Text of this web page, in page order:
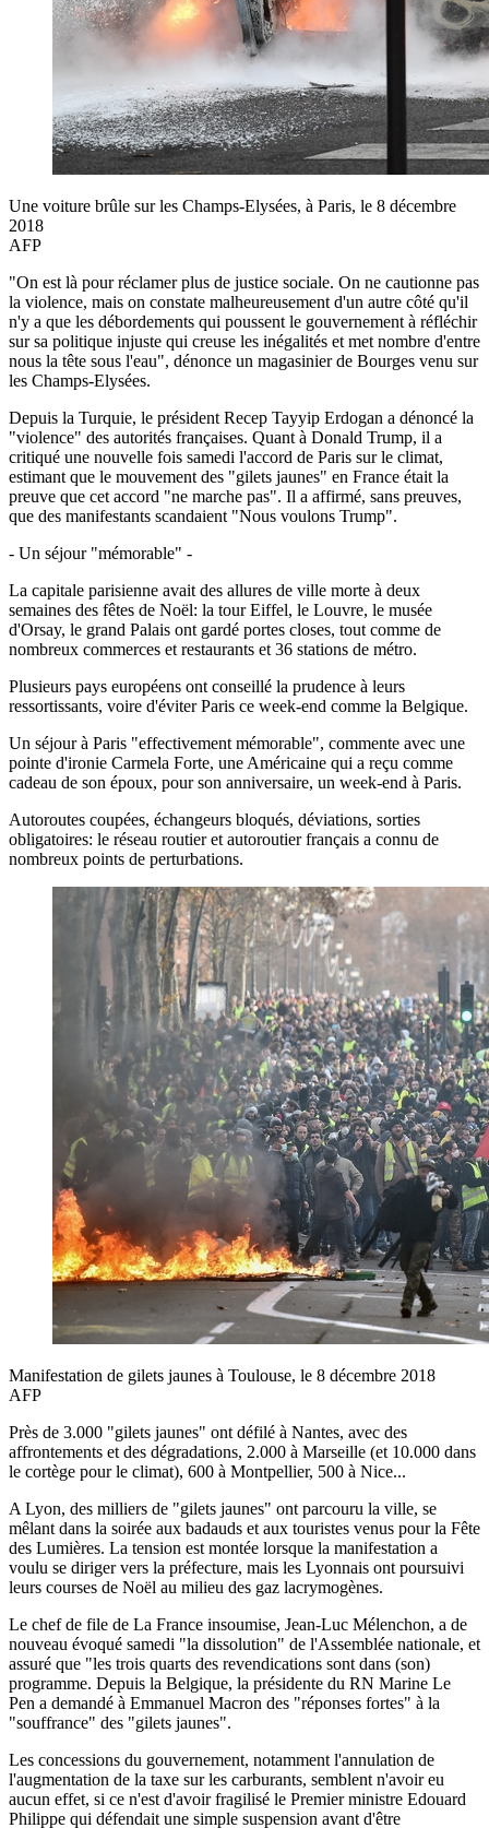
Une voiture brûle sur les Champs-Elysées, à Paris, le 8 décembre
2018
AFP
"On est là pour réclamer plus de justice sociale. On ne cautionne pas
la violence, mais on constate malheureusement d'un autre côté qu'il
n'y a que les débordements qui poussent le gouvernement à réfléchir
sur sa politique injuste qui creuse les inégalités et met nombre d'entre
nous la tête sous l'eau", dénonce un magasinier de Bourges venu sur
les Champs-Elysées.
Depuis la Turquie, le président Recep Tayyip Erdogan a dénoncé la
"violence" des autorités françaises. Quant à Donald Trump, il a
critiqué une nouvelle fois samedi l'accord de Paris sur le climat,
estimant que le mouvement des "gilets jaunes" en France était la
preuve que cet accord "ne marche pas". Il a affirmé, sans preuves,
que des manifestants scandaient "Nous voulons Trump".
- Un séjour "mémorable" -
La capitale parisienne avait des allures de ville morte à deux
semaines des fêtes de Noël: la tour Eiffel, le Louvre, le musée
d'Orsay, le grand Palais ont gardé portes closes, tout comme de
nombreux commerces et restaurants et 36 stations de métro.
Plusieurs pays européens ont conseillé la prudence à leurs
ressortissants, voire d'éviter Paris ce week-end comme la Belgique.
Un séjour à Paris "effectivement mémorable", commente avec une
pointe d'ironie Carmela Forte, une Américaine qui a reçu comme
cadeau de son époux, pour son anniversaire, un week-end à Paris.
Autoroutes coupées, échangeurs bloqués, déviations, sorties
obligatoires: le réseau routier et autoroutier français a connu de
nombreux points de perturbations.
Manifestation de gilets jaunes à Toulouse, le 8 décembre 2018
AFP
Près de 3.000 "gilets jaunes" ont défilé à Nantes, avec des
affrontements et des dégradations, 2.000 à Marseille (et 10.000 dans
le cortège pour le climat), 600 à Montpellier, 500 à Nice...
A Lyon, des milliers de "gilets jaunes" ont parcouru la ville, se
mêlant dans la soirée aux badauds et aux touristes venus pour la Fête
des Lumières. La tension est montée lorsque la manifestation a
voulu se diriger vers la préfecture, mais les Lyonnais ont poursuivi
leurs courses de Noël au milieu des gaz lacrymogènes.
Le chef de file de La France insoumise, Jean-Luc Mélenchon, a de
nouveau évoqué samedi "la dissolution" de l'Assemblée nationale, et
assuré que "les trois quarts des revendications sont dans (son)
programme. Depuis la Belgique, la présidente du RN Marine Le
Pen a demandé à Emmanuel Macron des "réponses fortes" à la
"souffrance" des "gilets jaunes".
Les concessions du gouvernement, notamment l'annulation de
l'augmentation de la taxe sur les carburants, semblent n'avoir eu
aucun effet, si ce n'est d'avoir fragilisé le Premier ministre Edouard
Philippe qui défendait une simple suspension avant d'être